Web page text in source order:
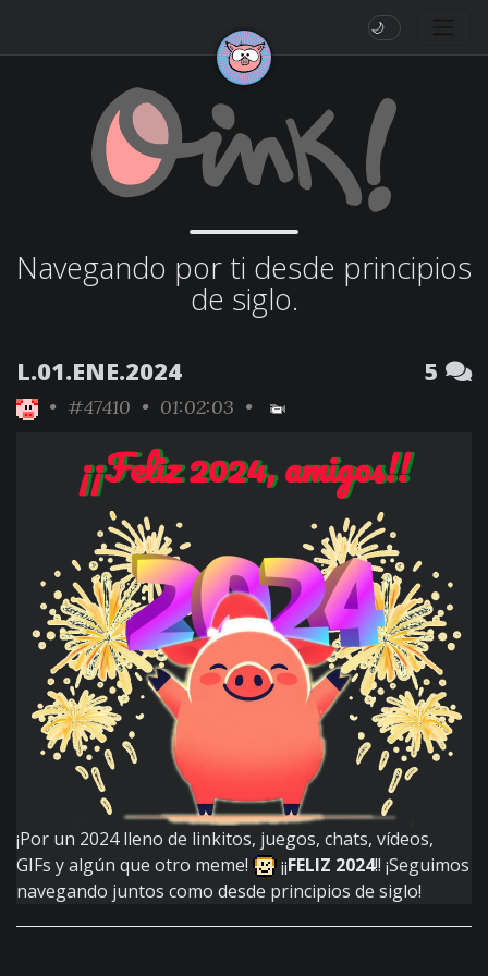
🌙
Navegando por ti desde principios
de siglo.
L.01.ENE.2024 5
• #47410 • 01:02:03 •
¡¡Feliz 2024, amigos!!
¡Por un 2024 lleno de linkitos, juegos, chats, vídeos,
GIFs y algún que otro meme!
¡¡FELIZ 2024!! ¡Seguimos
navegando juntos como desde principios de siglo!